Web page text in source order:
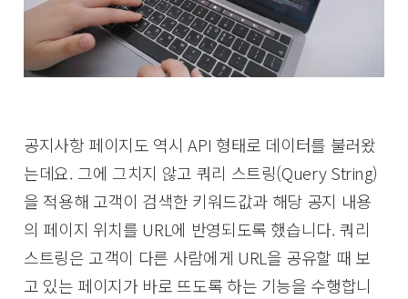
공지사항 페이지도 역시 API 형태로 데이터를 불러왔
는데요. 그에 그치지 않고 쿼리 스트링(Query String)
을 적용해 고객이 검색한 키워드값과 해당 공지 내용
의 페이지 위치를 URL에 반영되도록 했습니다. 쿼리
스트링은 고객이 다른 사람에게 URL을 공유할 때 보
고 있는 페이지가 바로 뜨도록 하는 기능을 수행합니